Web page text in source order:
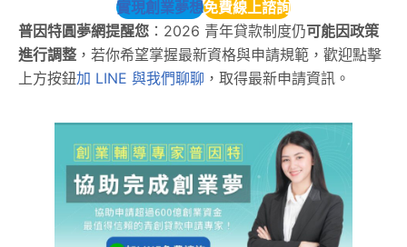
實現創業夢想免費線上諮詢
普因特圓夢網提醒您 ：2026 青年貸款制度仍可能因政策
進行調整 ，若你希望掌握最新資格與申請規範，歡迎點擊
上方按鈕加 LINE 與我們聊聊 ，取得最新申請資訊。